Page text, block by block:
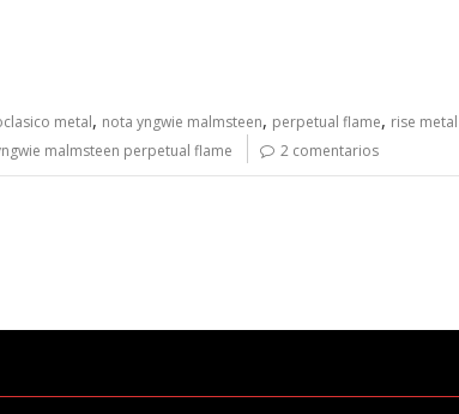
metal, nota yngwie malmsteen, perpetual flame, rise metal
malmsteen perpetual flame 2 comentarios